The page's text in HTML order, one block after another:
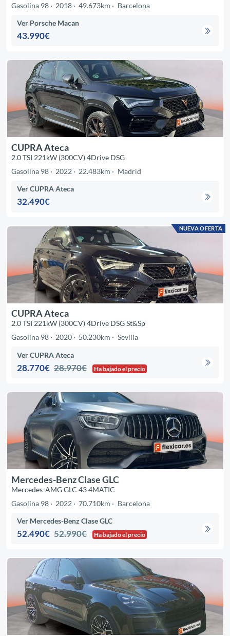
Gasolina 98
2018 49.673km Barcelona
Ver Porsche Macan
43.990€
CUPRA Ateca
2.0 TSI 221kW (300CV) 4Drive DSG
Gasolina 98
2022 22.483km Madrid
Ver CUPRA Ateca
32.490€
NUEVA OFERTA
CUPRA Ateca
2.0 TSI 221kW (300CV) 4Drive DSG St&Sp
Gasolina 98
2020 50.230km Sevilla
Ver CUPRA Ateca
28.770€ 28.970€ Ha bajado el precio
Mercedes-Benz Clase GLC
Mercedes-AMG GLC 43 4MATIC
Gasolina 98
2022 70.710km Barcelona
Ver Mercedes-Benz Clase GLC
52.490€ 52.990€ Ha bajado el precio